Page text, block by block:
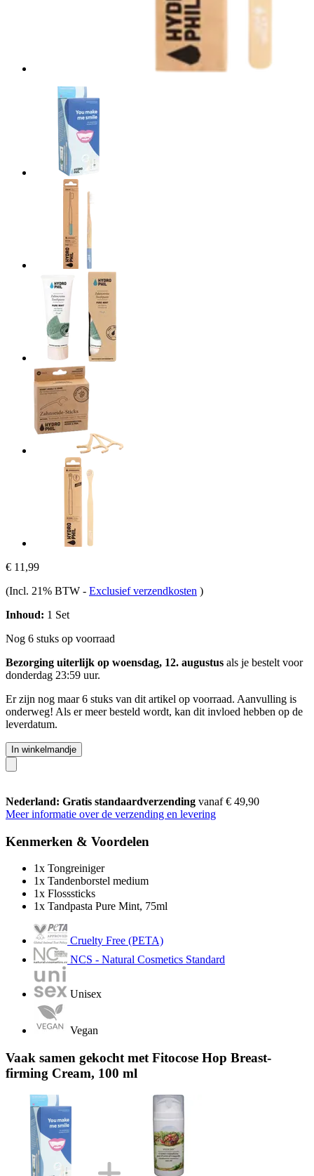
€ 11,99
(Incl. 21% BTW - Exclusief verzendkosten )
Inhoud: 1 Set
Nog 6 stuks op voorraad
Bezorging uiterlijk op woensdag, 12. augustus als je bestelt voor
donderdag 23:59 uur.
Er zijn nog maar 6 stuks van dit artikel op voorraad. Aanvulling is
onderweg! Als er meer besteld wordt, kan dit invloed hebben op de
leverdatum.
In winkelmandje
Nederland: Gratis standaardverzending vanaf € 49,90
Meer informatie over de verzending en levering
Kenmerken & Voordelen
1x Tongreiniger
1x Tandenborstel medium
1x Flosssticks
1x Tandpasta Pure Mint, 75ml
Cruelty Free (PETA)
NCS - Natural Cosmetics Standard
Unisex
Vegan
Vaak samen gekocht met Fitocose Hop Breast-
firming Cream, 100 ml